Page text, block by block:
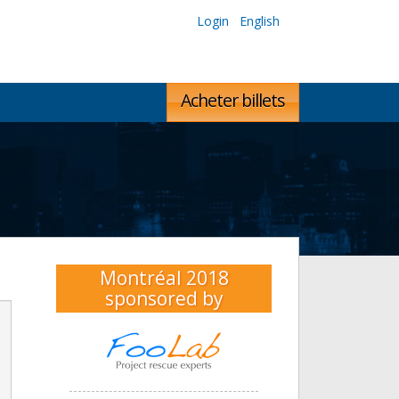
Login English
Acheter billets
Montréal 2018
sponsored by